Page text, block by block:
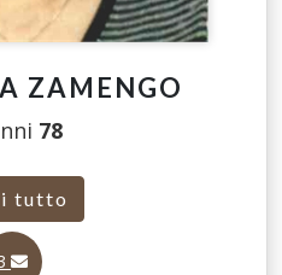
ZAMENGO
78
tutto